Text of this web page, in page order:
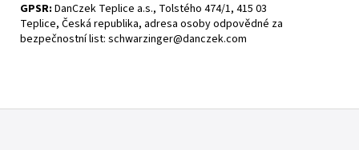
GPSR: DanCzek Teplice a.s., Tolstého 474/1, 415 03
Teplice, Česká republika, adresa osoby odpovědné za
bezpečnostní list: schwarzinger@danczek.com